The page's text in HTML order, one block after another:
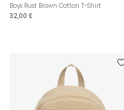
Boys Rust Brown Cotton T-Shirt
32,00 £